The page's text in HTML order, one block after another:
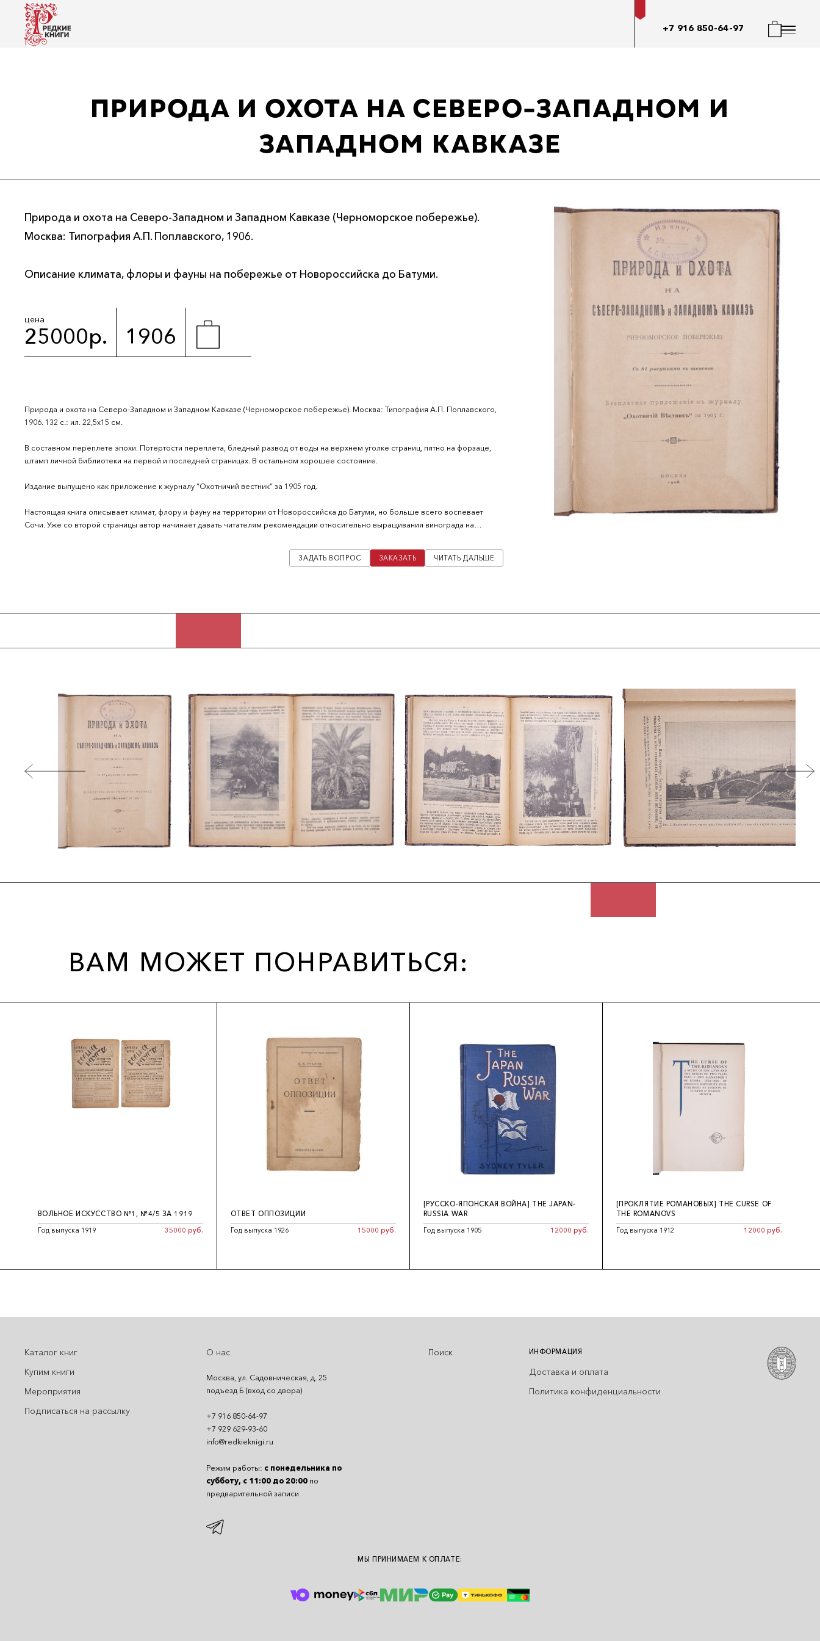
+7 916 850-64-97
ПРИРОДА И ОХОТА НА СЕВЕРО-ЗАПАДНОМ И
ЗАПАДНОМ КАВКАЗЕ
Природа и охота на Северо-Западном и Западном Кавказе (Черноморское побережье).
Москва: Типография А.П. Поплавского, 1906.
Описание климата, флоры и фауны на побережье от Новороссийска до Батуми.
цена
25000р. 1906
Природа и охота на Северо-Западном и Западном Кавказе (Черноморское побережье). Москва: Типография А.П. Поплавского,
1906. 132 с.: ил. 22,5х15 см.
В составном переплете эпохи. Потертости переплета, бледный развод от воды на верхнем уголке страниц, пятно на форзаце,
штамп личной библиотеки на первой и последней страницах. В остальном хорошее состояние.
Издание выпущено как приложение к журналу “Охотничий вестник” за 1905 год.
Настоящая книга описывает климат, флору и фауну на территории от Новороссийска до Батуми, но больше всего воспевает
Сочи. Уже со второй страницы автор начинает давать читателям рекомендации относительно выращивания винограда на
Любителю разведения винограда и собственного вина следует селиться в северной части побережья”.
и профессоров рядом с Сочи, а также общественные парки.
ЗАДАТЬ ВОПРОС ЗАКАЗАТЬ ЧИТАТЬ ДАЛЬШЕ
ВАМ МОЖЕТ ПОНРАВИТЬСЯ:
ВОЛЬНОЕ ИСКУССТВО №1, №4/5 ЗА 1919
Год выпуска 1919
35000 руб.
ОТВЕТ ОППОЗИЦИИ
Год выпуска 1926
15000 руб.
[РУССКО-ЯПОНСКАЯ ВОЙНА] THE JAPAN-
RUSSIA WAR
Год выпуска 1905
12000 руб.
[ПРОКЛЯТИЕ РОМАНОВЫХ] THE CURSE OF
THE ROMANOVS
Год выпуска 1912
12000 руб.
Каталог книг
Купим книги
Мероприятия
Подписаться на рассылку
О нас
Москва, ул. Садовническая, д. 25
подъезд Б (вход со двора)
+7 916 850-64-97
+7 929 629-93-60
info@redkieknigi.ru
Режим работы: с понедельника по
субботу, с 11:00 до 20:00по
предварительной записи
Поиск ИНФОРМАЦИЯ
Доставка и оплата
Политика конфиденциальности
МЫ ПРИНИМАЕМ К ОПЛАТЕ: